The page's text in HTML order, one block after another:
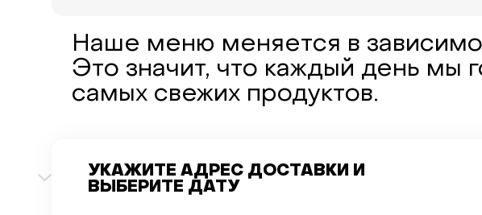
Наше меню меняется в
Это значит, что каждый день мы
самых свежих продуктов.
УКАЖИТЕ АДРЕС ДОСТАВКИ И
ВЫБЕРИТЕ ДАТУ